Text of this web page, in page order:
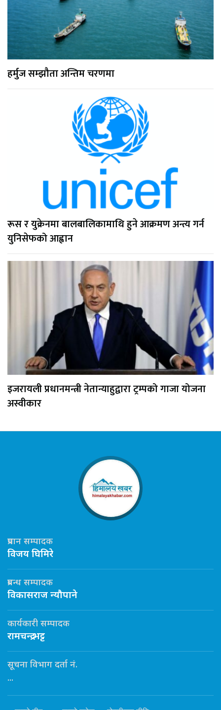
हर्मुज सम्झौता अन्तिम चरणमा
रूस र युक्रेनमा बालबालिकामाथि हुने आक्रमण अन्त्य गर्न
युनिसेफको आह्वान
इजरायली प्रधानमन्त्री नेतान्याहुद्वारा ट्रम्पको गाजा योजना
अस्वीकार
प्रधान सम्पादक
विजय घिमिरे
प्रबन्ध सम्पादक
विकासराज न्यौपाने
कार्यकारी सम्पादक
रामचन्द्र भट्ट
सूचना विभाग दर्ता नं.
...